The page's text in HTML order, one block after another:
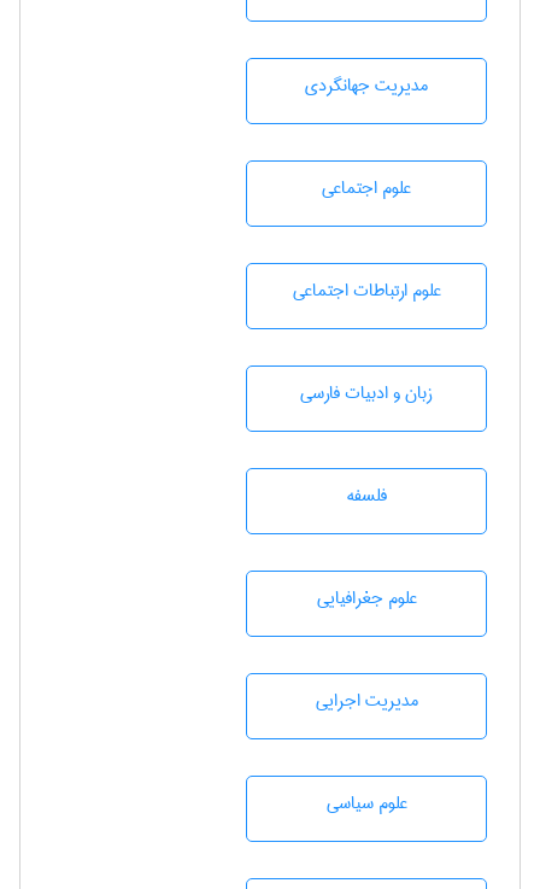
مديريت جهانگردی
علوم اجتماعی
علوم ارتباطات اجتماعی
زبان و ادبيات فارسی
فلسفه
علوم جغرافيايی
مديريت اجرايی
علوم سياسی